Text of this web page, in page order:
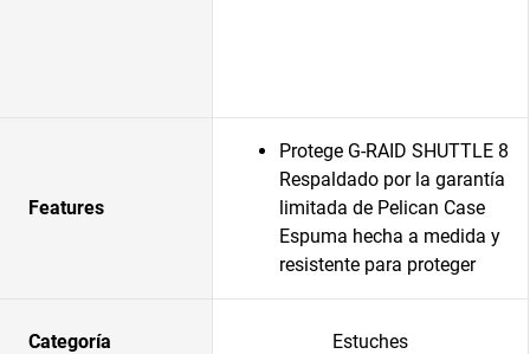
Features
Protege G-RAID SHUTTLE 8
Respaldado por la garantía
limitada de Pelican Case
Espuma hecha a medida y
resistente para proteger
Categoría Estuches